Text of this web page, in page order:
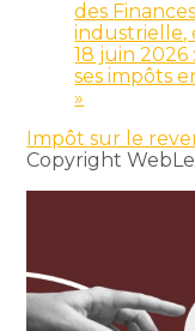
des
industrielle,
18 juin 2026
ses impôts
»
Impôt sur le
Copyright